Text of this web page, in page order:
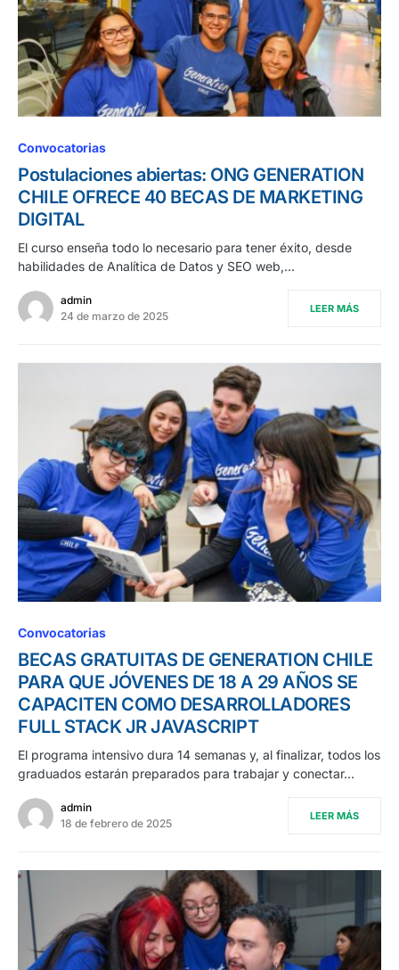
Convocatorias
Postulaciones abiertas: ONG GENERATION
CHILE OFRECE 40 BECAS DE MARKETING
DIGITAL
El curso enseña todo lo necesario para tener éxito, desde
habilidades de Analítica de Datos y SEO web,…
admin
24 de marzo de 2025
LEER MÁS
Convocatorias
BECAS GRATUITAS DE GENERATION CHILE
PARA QUE JÓVENES DE 18 A 29 AÑOS SE
CAPACITEN COMO DESARROLLADORES
FULL STACK JR JAVASCRIPT
El programa intensivo dura 14 semanas y, al finalizar, todos los
graduados estarán preparados para trabajar y conectar…
admin
18 de febrero de 2025
LEER MÁS